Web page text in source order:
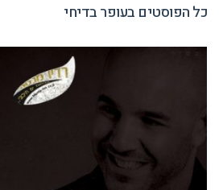
כל הפוסטים בעופר בדיחי